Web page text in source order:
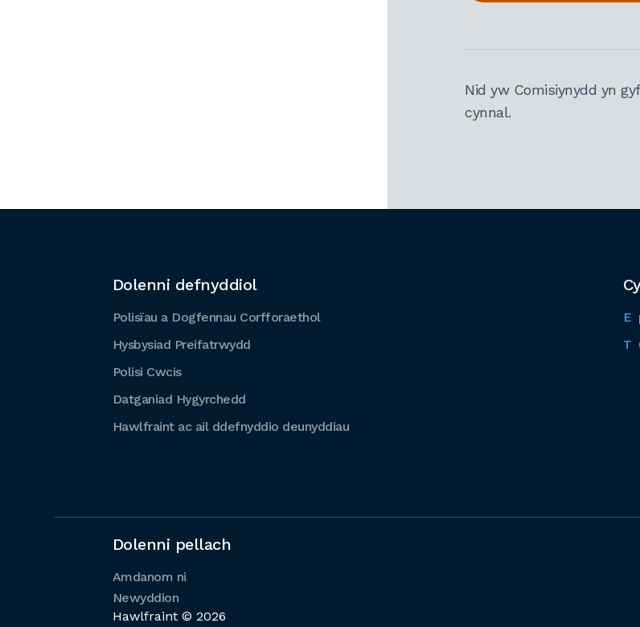
Nid yw Comisiynydd yn
cynnal.
Dolenni defnyddiol
Polisïau a Dogfennau Corfforaethol
Hysbysiad Preifatrwydd
Polisi Cwcis
Datganiad Hygyrchedd
Hawlfraint ac ail ddefnyddio deunyddiau
Dolenni pellach
Amdanom ni
Newyddion
Hawlfraint © 2026